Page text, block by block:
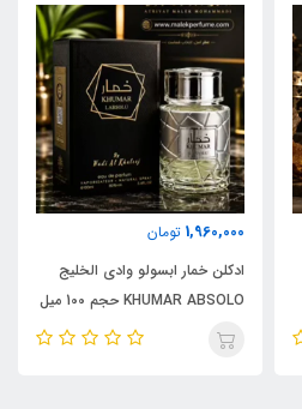
1,960,000 تومان
ادکلن خمار ابسولو وادی الخلیج
KHUMAR ABSOLO حجم 100 میل
| مشابه اورجینال ایو سن لورن مای